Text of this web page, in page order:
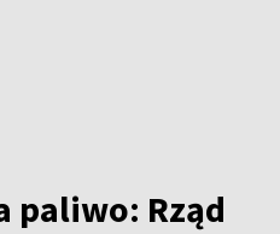
paliwo: Rząd